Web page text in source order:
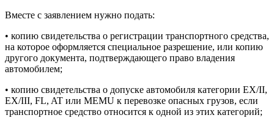
Вместе с заявлением нужно подать:
• копию свидетельства о регистрации транспортного средства,
на которое оформляется специальное разрешение, или копию
другого документа, подтверждающего право владения
автомобилем;
• копию свидетельства о допуске автомобиля категории EX/II,
EX/III, FL, AT или MEMU к перевозке опасных грузов, если
транспортное средство относится к одной из этих категорий;